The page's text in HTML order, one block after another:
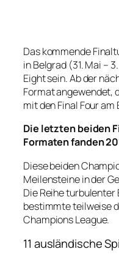
Das kommende
in Belgrad (31. Mai –
Eight sein. Ab der
Format angewendet,
mit den Final Four am
Die letzten beiden
Formaten fanden
Diese beiden
Meilensteine ​​in der
Die Reihe turbulenter
bestimmte teilweise
Champions League.
11 ausländische